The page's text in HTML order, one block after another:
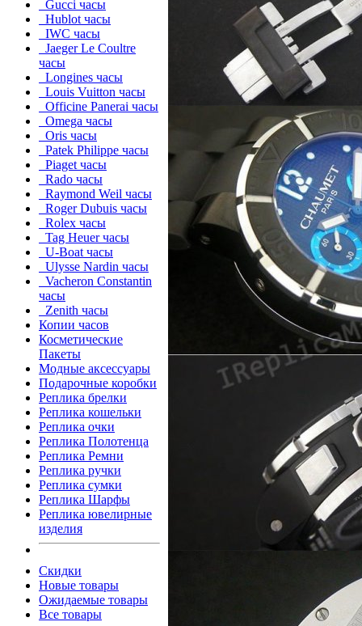
Gucci часы
Hublot часы
IWC часы
Jaeger Le Coultre
часы
Longines часы
Louis Vuitton часы
Officine Panerai часы
Omega часы
Oris часы
Patek Philippe часы
Piaget часы
Rado часы
Raymond Weil часы
Roger Dubuis часы
Rolex часы
Tag Heuer часы
U-Boat часы
Ulysse Nardin часы
Vacheron Constantin
часы
Zenith часы
Копии часов
Косметические
Пакеты
Модные аксессуары
Подарочные коробки
Реплика брелки
Реплика кошельки
Реплика очки
Реплика Полотенца
Реплика Ремни
Реплика ручки
Реплика сумки
Реплика Шарфы
Реплика ювелирные
изделия
Скидки
Новые товары
Ожидаемые товары
Все товары